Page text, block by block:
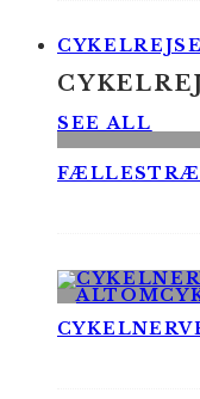
SEE ALL